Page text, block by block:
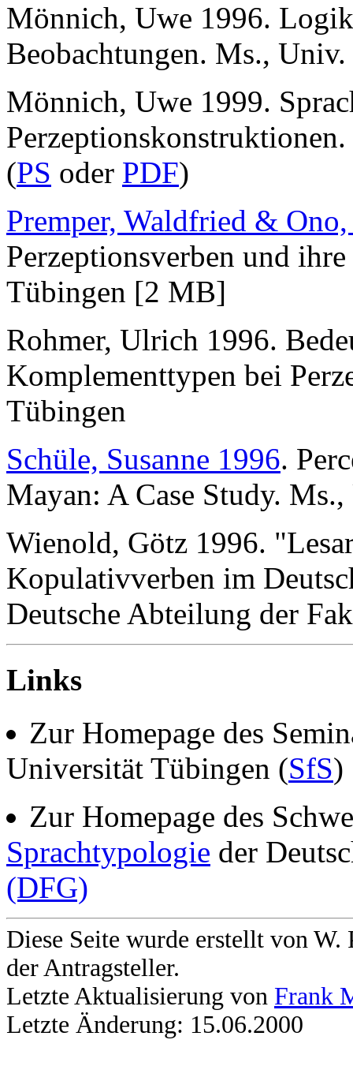
Mönnich, Uwe 1996.
Beobachtungen. Ms.,
Mönnich, Uwe 1999.
(PS oder PDF)
Premper, Waldfried &
Perzeptionsverben und
Tübingen [2 MB]
Rohmer, Ulrich 1996.
Komplementtypen bei
Tübingen
Schüle, Susanne 1996.
Mayan: A Case Study.
Wienold, Götz 1996.
Kopulativverben im
Deutsche Abteilung der
Links
Zur Homepage des
Universität Tübingen (SfS)
Zur Homepage des
Sprachtypologie der
(DFG)
Diese Seite wurde erstellt von
der Antragsteller.
Letzte Aktualisierung von Frank
Letzte Änderung: 15.06.2000